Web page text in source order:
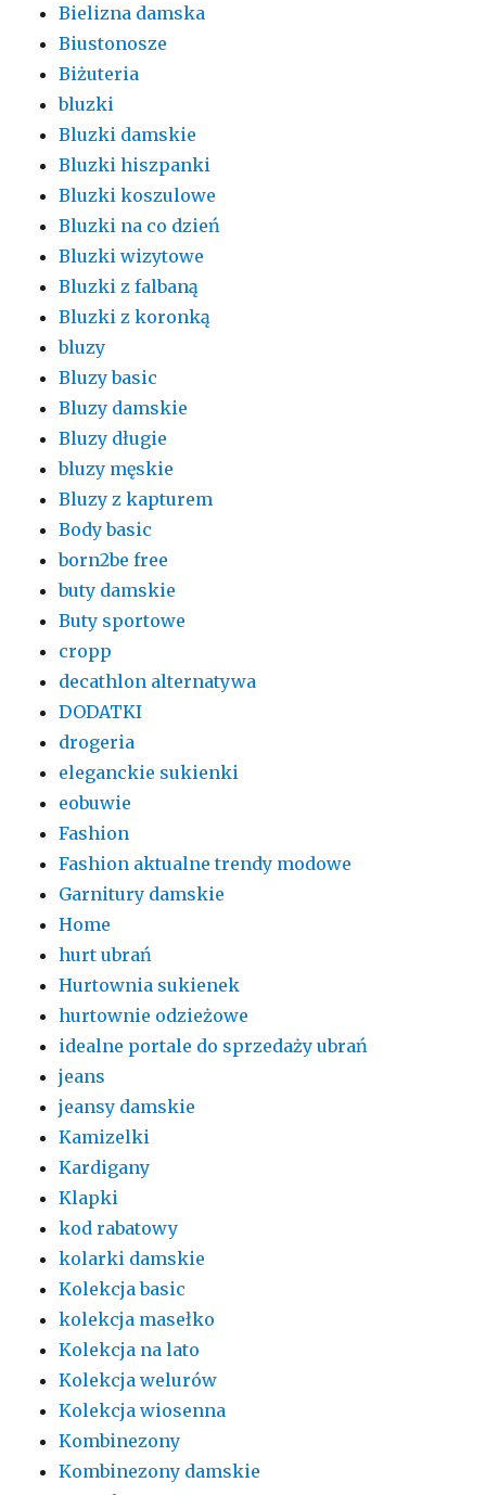
Bielizna damska
Biustonosze
Biżuteria
bluzki
Bluzki damskie
Bluzki hiszpanki
Bluzki koszulowe
Bluzki na co dzień
Bluzki wizytowe
Bluzki z falbaną
Bluzki z koronką
bluzy
Bluzy basic
Bluzy damskie
Bluzy długie
bluzy męskie
Bluzy z kapturem
Body basic
born2be free
buty damskie
Buty sportowe
cropp
decathlon alternatywa
DODATKI
drogeria
eleganckie sukienki
eobuwie
Fashion
Fashion aktualne trendy modowe
Garnitury damskie
Home
hurt ubrań
Hurtownia sukienek
hurtownie odzieżowe
idealne portale do sprzedaży ubrań
jeans
jeansy damskie
Kamizelki
Kardigany
Klapki
kod rabatowy
kolarki damskie
Kolekcja basic
kolekcja masełko
Kolekcja na lato
Kolekcja welurów
Kolekcja wiosenna
Kombinezony
Kombinezony damskie